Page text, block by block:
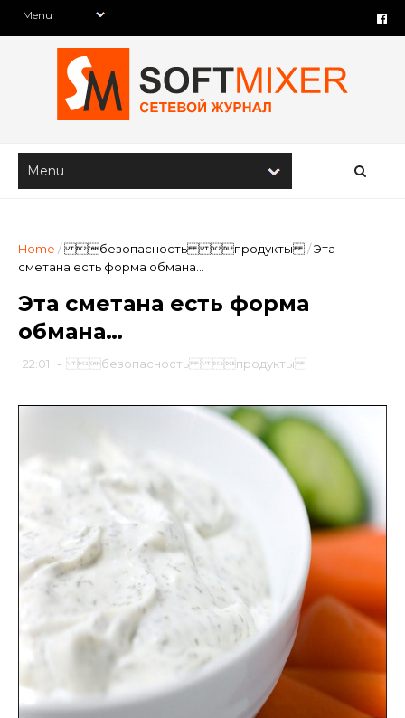
Home /безопасность продукты/Эта
сметана есть форма обмана…
Эта сметана есть форма
обмана…
22:01 - безопасность продукты